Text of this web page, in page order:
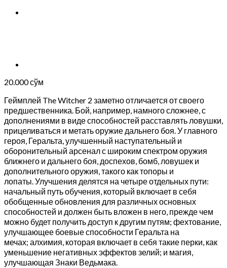
20.000сўм
Геймплей The Witcher 2 заметно отличается от своего
предшественника. Бой, например, намного сложнее, с
дополнениями в виде способностей расставлять ловушки,
прицеливаться и метать оружие дальнего боя. У главного
героя, Геральта, улучшенный наступательный и
оборонительный арсенал с широким спектром оружия
ближнего и дальнего боя, доспехов, бомб, ловушек и
дополнительного оружия, такого как топоры и
лопаты. Улучшения делятся на четыре отдельных пути:
начальный путь обучения, который включает в себя
обобщенные обновления для различных основных
способностей и должен быть вложен в него, прежде чем
можно будет получить доступ к другим путям; фехтование,
улучшающее боевые способности Геральта на
мечах; алхимия, которая включает в себя такие перки, как
уменьшение негативных эффектов зелий; и магия,
улучшающая Знаки Ведьмака.